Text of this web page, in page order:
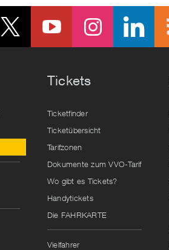
Tickets
Ticketfinder
Ticketübersicht
Tarifzonen
Dokumente zum VVO-Tarif
Wo gibt es Tickets?
Handytickets
Die FAHRKARTE
Vielfahrer